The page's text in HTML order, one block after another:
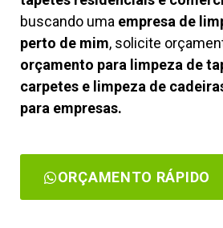
buscando uma empresa de
perto de mim, solicite
orçamento para limpeza de
carpetes e limpeza de
para empresas.
ORÇAMENTO RÁPIDO